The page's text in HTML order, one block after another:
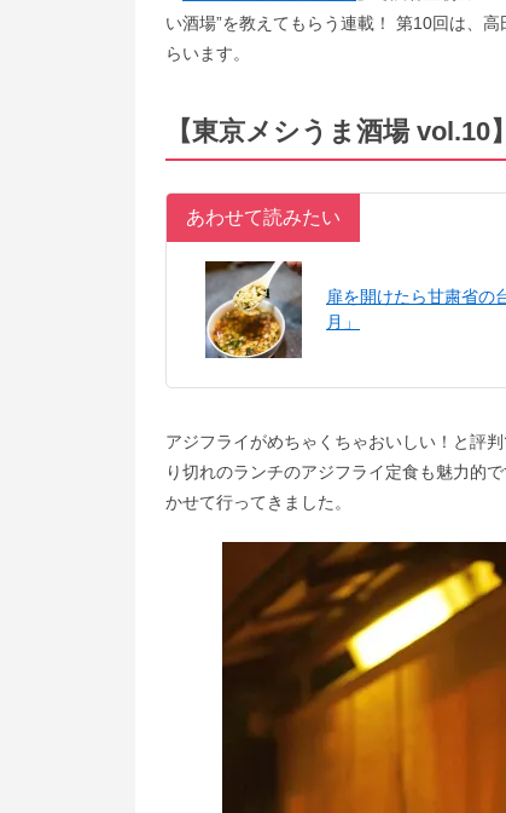
い酒場”を教えてもらう連載！ 第10回は、
らいます。
【東京メシうま酒場 vol.10
あわせて読みたい
扉を開けたら甘粛省の
月」
アジフライがめちゃくちゃおいしい！と評
り切れのランチのアジフライ定食も魅力的
かせて行ってきました。